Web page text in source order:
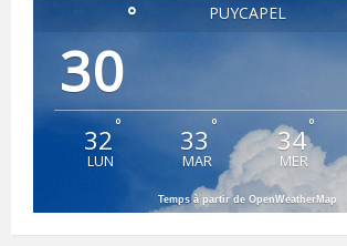
PUYCAPEL
30
°
32°
LUN
33 °
MAR
34°
MER
Temps à partir de OpenWeatherMap